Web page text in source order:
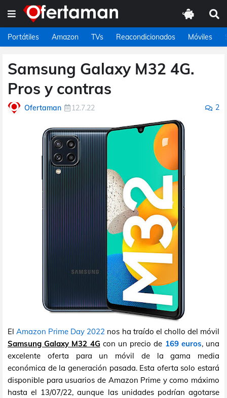
Portátiles Amazon TVs Reacondicionados Móviles
Samsung Galaxy M32 4G.
Pros y contras
Ofertaman 12.7.22 2
ElAmazon Prime Day 2022 nos ha traído el chollo del móvil
Samsung Galaxy M32 4G con un precio de 169 euros, una
excelente oferta para un móvil de la gama media
económica de la generación pasada. Esta oferta solo estará
disponible para usuarios de Amazon Prime y como máximo
hasta el 13/07/22, aunque las unidades podrían agotarse